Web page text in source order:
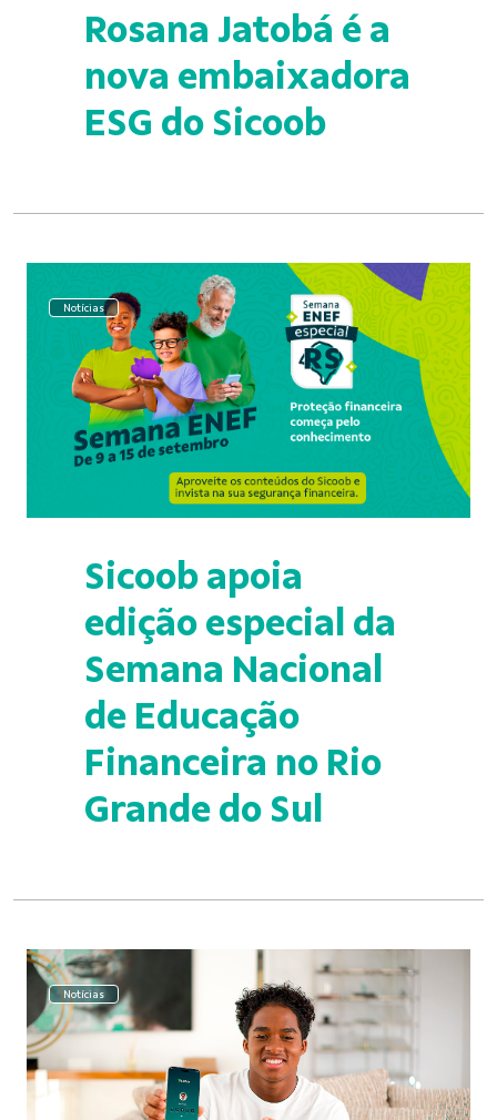
Rosana Jatobá é a
nova embaixadora
ESG do Sicoob
Notícias
Sicoob apoia
edição especial da
Semana Nacional
de Educação
Financeira no Rio
Grande do Sul
Notícias